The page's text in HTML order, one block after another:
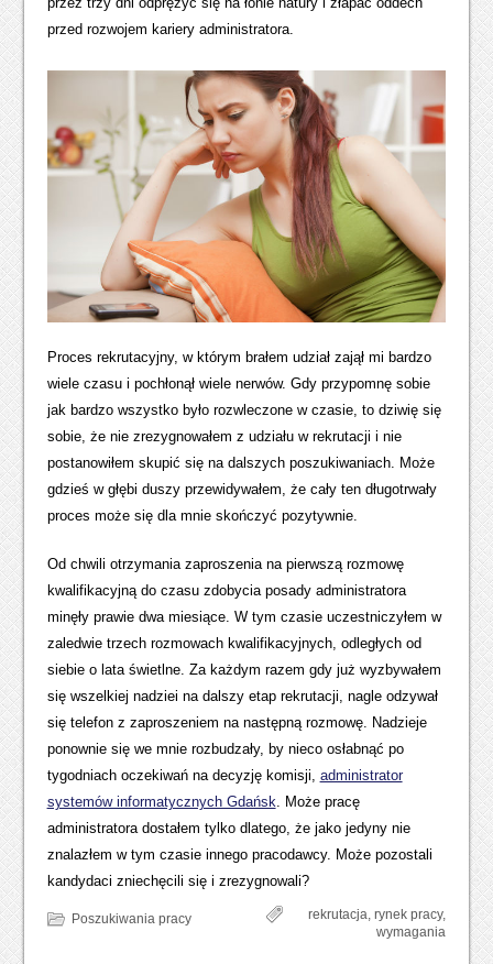
przed rozwojem kariery administratora.
Proces rekrutacyjny, w którym brałem udział zajął mi bardzo
wiele czasu i pochłonął wiele nerwów. Gdy przypomnę sobie
jak bardzo wszystko było rozwleczone w czasie, to dziwię się
sobie, że nie zrezygnowałem z udziału w rekrutacji i nie
postanowiłem skupić się na dalszych poszukiwaniach. Może
gdzieś w głębi duszy przewidywałem, że cały ten długotrwały
proces może się dla mnie skończyć pozytywnie.
Od chwili otrzymania zaproszenia na pierwszą rozmowę
kwalifikacyjną do czasu zdobycia posady administratora
minęły prawie dwa miesiące. W tym czasie uczestniczyłem w
zaledwie trzech rozmowach kwalifikacyjnych, odległych od
siebie o lata świetlne. Za każdym razem gdy już wyzbywałem
się wszelkiej nadziei na dalszy etap rekrutacji, nagle odzywał
się telefon z zaproszeniem na następną rozmowę. Nadzieje
ponownie się we mnie rozbudzały, by nieco osłabnąć po
tygodniach oczekiwań na decyzję komisji, administrator
systemów informatycznych Gdańsk . Może pracę
administratora dostałem tylko dlatego, że jako jedyny nie
znalazłem w tym czasie innego pracodawcy. Może pozostali
kandydaci zniechęcili się i zrezygnowali?
Poszukiwania pracy rekrutacja,rynek pracy,
wymagania